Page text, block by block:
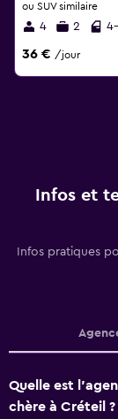
ou SUV similaire
4 2
36 € /jour
Infos et
Infos pratiques
Quelle est
chère à Créteil ?